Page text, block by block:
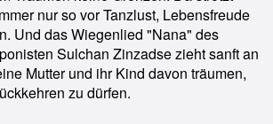
nur so vor Tanzlust, Lebensfreude
Und das Wiegenlied "Nana" des
Sulchan Zinzadse zieht sanft an
Mutter und ihr Kind davon träumen,
zu dürfen.